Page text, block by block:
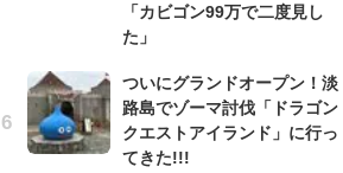
「カビゴン99万で二度見し
た」
ついにグランドオープン！淡
路島でゾーマ討伐「ドラゴン
クエストアイランド」に行っ
てきた!!!